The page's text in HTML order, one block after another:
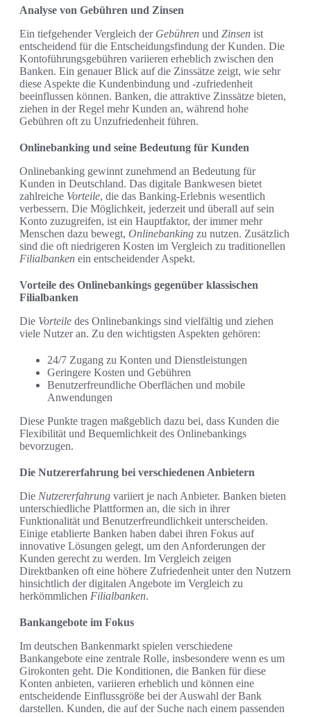
Analyse von Gebühren und Zinsen
Ein tiefgehender Vergleich der Gebühren und Zinsen ist
entscheidend für die Entscheidungsfindung der Kunden. Die
Kontoführungsgebühren variieren erheblich zwischen den
Banken. Ein genauer Blick auf die Zinssätze zeigt, wie sehr
diese Aspekte die Kundenbindung und -zufriedenheit
beeinflussen können. Banken, die attraktive Zinssätze bieten,
ziehen in der Regel mehr Kunden an, während hohe
Gebühren oft zu Unzufriedenheit führen.
Onlinebanking und seine Bedeutung für Kunden
Onlinebanking gewinnt zunehmend an Bedeutung für
Kunden in Deutschland. Das digitale Bankwesen bietet
zahlreiche Vorteile, die das Banking-Erlebnis wesentlich
verbessern. Die Möglichkeit, jederzeit und überall auf sein
Konto zuzugreifen, ist ein Hauptfaktor, der immer mehr
Menschen dazu bewegt, Onlinebanking zu nutzen. Zusätzlich
sind die oft niedrigeren Kosten im Vergleich zu traditionellen
Filialbanken ein entscheidender Aspekt.
Vorteile des Onlinebankings gegenüber klassischen
Filialbanken
Die Vorteile des Onlinebankings sind vielfältig und ziehen
viele Nutzer an. Zu den wichtigsten Aspekten gehören:
24/7 Zugang zu Konten und Dienstleistungen
Geringere Kosten und Gebühren
Benutzerfreundliche Oberflächen und mobile
Anwendungen
Diese Punkte tragen maßgeblich dazu bei, dass Kunden die
Flexibilität und Bequemlichkeit des Onlinebankings
bevorzugen.
Die Nutzererfahrung bei verschiedenen Anbietern
Die Nutzererfahrung variiert je nach Anbieter. Banken bieten
unterschiedliche Plattformen an, die sich in ihrer
Funktionalität und Benutzerfreundlichkeit unterscheiden.
Einige etablierte Banken haben dabei ihren Fokus auf
innovative Lösungen gelegt, um den Anforderungen der
Kunden gerecht zu werden. Im Vergleich zeigen
Direktbanken oft eine höhere Zufriedenheit unter den Nutzern
hinsichtlich der digitalen Angebote im Vergleich zu
herkömmlichen Filialbanken.
Bankangebote im Fokus
Im deutschen Bankenmarkt spielen verschiedene
Bankangebote eine zentrale Rolle, insbesondere wenn es um
Girokonten geht. Die Konditionen, die Banken für diese
Konten anbieten, variieren erheblich und können eine
entscheidende Einflussgröße bei der Auswahl der Bank
darstellen. Kunden, die auf der Suche nach einem passenden